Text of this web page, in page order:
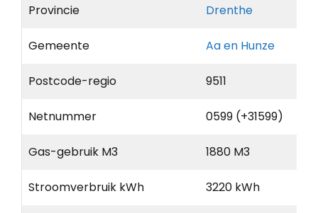
Provincie Drenthe
Gemeente Aa en Hunze
Postcode-regio 9511
Netnummer 0599 (+31599)
Gas-gebruik M3 1880 M3
Stroomverbruik kWh 3220 kWh